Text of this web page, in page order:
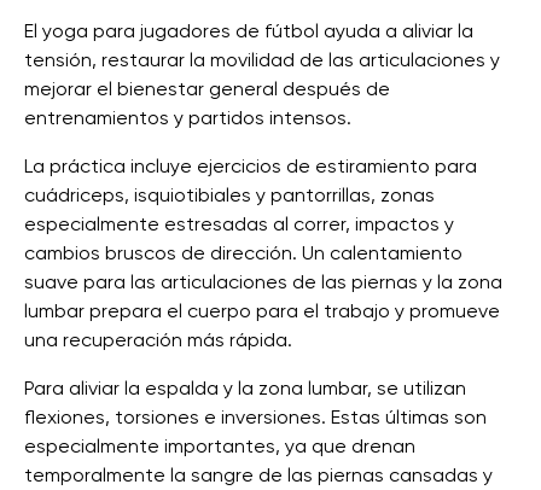
El yoga para jugadores de fútbol ayuda a aliviar la
tensión, restaurar la movilidad de las articulaciones y
mejorar el bienestar general después de
entrenamientos y partidos intensos.
La práctica incluye ejercicios de estiramiento para
cuádriceps, isquiotibiales y pantorrillas, zonas
especialmente estresadas al correr, impactos y
cambios bruscos de dirección. Un calentamiento
suave para las articulaciones de las piernas y la zona
lumbar prepara el cuerpo para el trabajo y promueve
una recuperación más rápida.
Para aliviar la espalda y la zona lumbar, se utilizan
flexiones, torsiones e inversiones. Estas últimas son
especialmente importantes, ya que drenan
temporalmente la sangre de las piernas cansadas y